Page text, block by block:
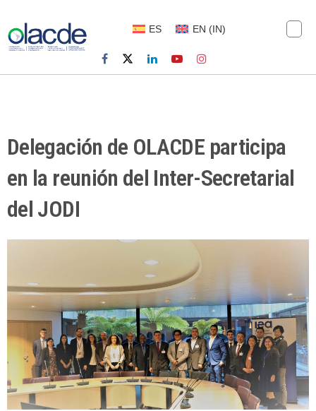
ES EN (IN)
Delegación de OLACDE participa
en la reunión del Inter-Secretarial
del JODI